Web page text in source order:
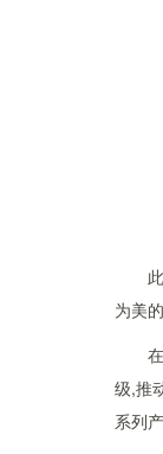
为美
级,推
系列